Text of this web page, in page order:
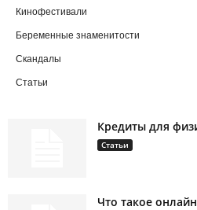
Кинофестивали
Беременные знаменитости
Скандалы
Статьи
Кредиты для
Статьи
Что такое